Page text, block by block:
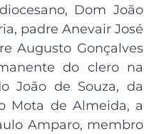
Dom João
padre Anevair José
Augusto Gonçalves
do clero na
João de Souza, da
Mota de Almeida, a
Amparo, membro